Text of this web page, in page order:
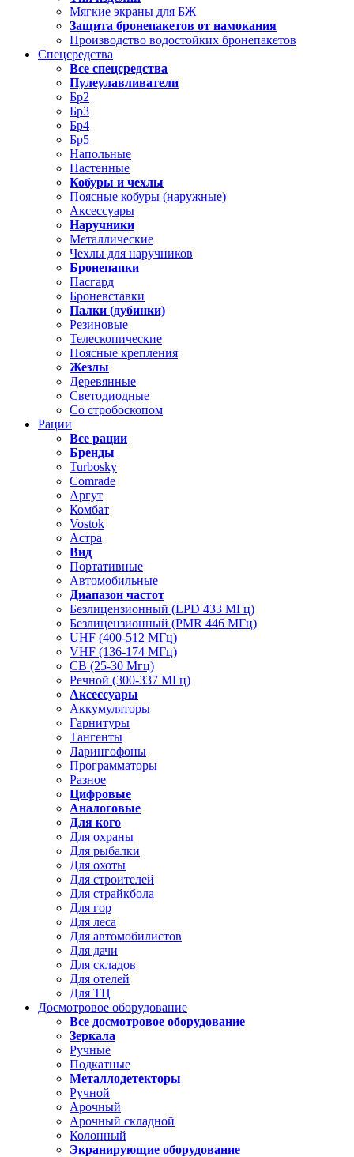
Мягкие экраны для БЖ
Защита бронепакетов от намокания
Производство водостойких бронепакетов
Спецсредства
Все спецсредства
Пулеулавливатели
Бр2
Бр3
Бр4
Бр5
Напольные
Настенные
Кобуры и чехлы
Поясные кобуры (наружные)
Аксессуары
Наручники
Металлические
Чехлы для наручников
Бронепапки
Пасгард
Броневставки
Палки (дубинки)
Резиновые
Телескопические
Поясные крепления
Жезлы
Деревянные
Светодиодные
Со стробоскопом
Рации
Все рации
Бренды
Turbosky
Comrade
Аргут
Комбат
Vostok
Астра
Вид
Портативные
Автомобильные
Диапазон частот
Безлицензионный (LPD 433 МГц)
Безлицензионный (PMR 446 МГц)
UHF (400-512 МГц)
VHF (136-174 МГц)
CB (25-30 Мгц)
Речной (300-337 МГц)
Аксессуары
Аккумуляторы
Гарнитуры
Тангенты
Ларингофоны
Программаторы
Разное
Цифровые
Аналоговые
Для кого
Для охраны
Для рыбалки
Для охоты
Для строителей
Для страйкбола
Для гор
Для леса
Для автомобилистов
Для дачи
Для складов
Для отелей
Для ТЦ
Досмотровое оборудование
Все досмотровое оборудование
Зеркала
Ручные
Подкатные
Металлодетекторы
Ручной
Арочный
Арочный складной
Колонный
Экранирующие оборудование